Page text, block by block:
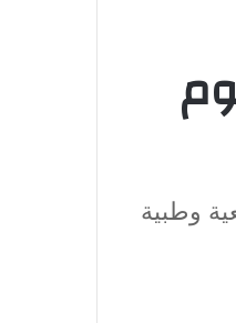
وطبية